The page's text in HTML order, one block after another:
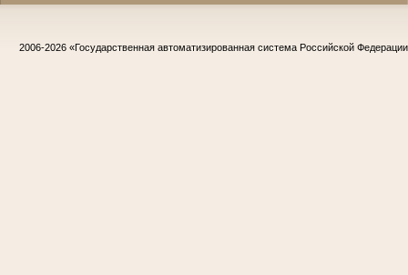
2006-2026 «Государственная автоматизированная система Российской